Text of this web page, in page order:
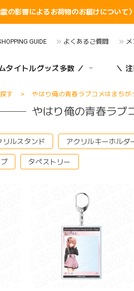
震の影響によるお荷物のお届けについて〉
GUIDE よくあるご質問
タイトルグッズ多数 ／ ＼
す やはり俺の青春ラブコメはまちが
やはり俺の青春ラブ
リルスタンド アクリルキーホルダ
タペストリー